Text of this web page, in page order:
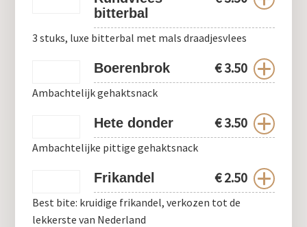
bitterbal
3 stuks, luxe bitterbal met mals draadjesvlees
Boerenbrok €3.50
Ambachtelijk gehaktsnack
Hete donder €3.50
Ambachtelijke pittige gehaktsnack
Frikandel €2.50
Best bite: kruidige frikandel, verkozen tot de
lekkerste van Nederland